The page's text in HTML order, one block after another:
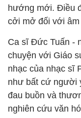
hướng mới. Điều
cởi mở đối với âm
Ca sĩ Đức Tuấn -
chuyện với Giáo
nhạc của nhạc sĩ
như bất cứ người
đau buồn và
nghiên cứu văn